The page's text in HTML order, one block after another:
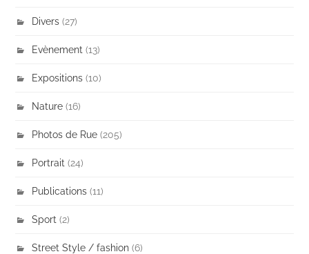
Divers (27)
Evènement (13)
Expositions (10)
Nature (16)
Photos de Rue (205)
Portrait (24)
Publications (11)
Sport (2)
Street Style / fashion (6)